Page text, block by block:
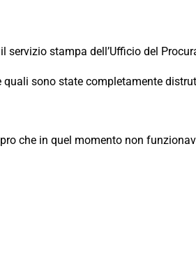
il servizio stampa dell’Ufficio del
sono state completamente
che in quel momento non